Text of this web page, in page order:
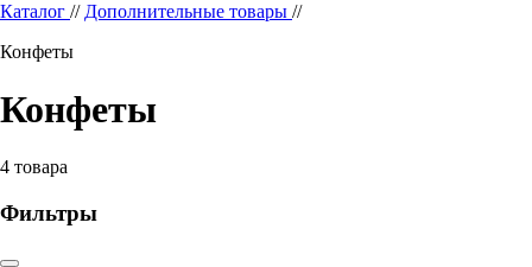
Каталог // Дополнительные товары //
Конфеты
Конфеты
4 товара
Фильтры